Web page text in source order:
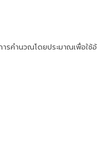
ารคำนวณโดยประมาณเพื่อใช้